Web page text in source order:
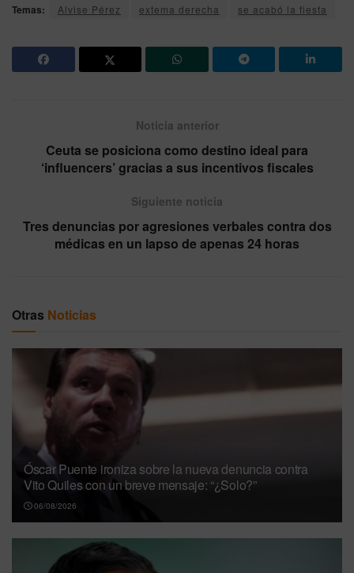
Temas: Alvise Pérez extema derecha se acabó la fiesta
Noticia anterior
Ceuta se posiciona como destino ideal para
‘influencers’ gracias a sus incentivos fiscales
Siguiente noticia
Tres denuncias por agresiones verbales contra dos
médicas en un lapso de apenas 24 horas
Otras Noticias
Óscar Puente ironiza sobre la nueva denuncia contra
Vito Quiles con un breve mensaje: “¿Solo?”
06/08/2026